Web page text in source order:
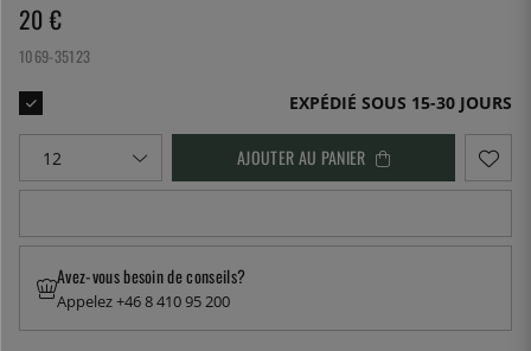
20 €
1069-35123
EXPÉDIÉ SOUS 15-30 JOURS
AJOUTER AU PANIER
Avez-vous besoin de conseils?
Appelez +46 8 410 95 200